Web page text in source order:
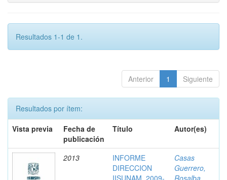
Resultados 1-1 de 1.
Anterior 1 Siguiente
Resultados por ítem:
Vista previa
Fecha de
publicación
Título Autor(es)
2013
INFORME
DIRECCION
IISUNAM, 2009-
Casas
Guerrero,
Rosalba